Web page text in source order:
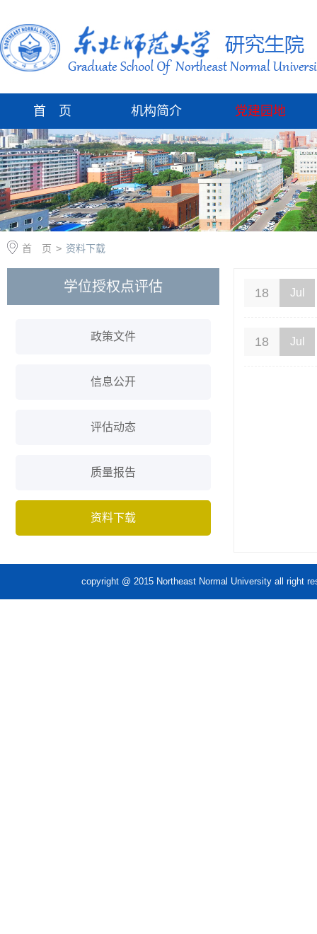
首 页 机构简介 党建园地
首 页 > 资料下载
学位授权点评估
政策文件
信息公开
评估动态
质量报告
资料下载
18 Jul
18 Jul
copyright @ 2015 Northeast Normal University all